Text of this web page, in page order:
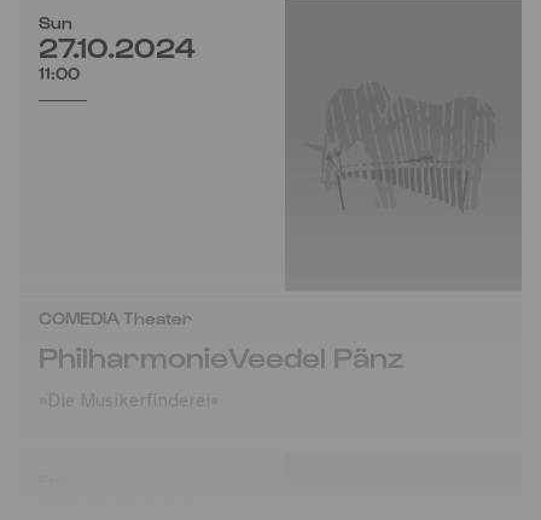
Sun
27.10.2024
11:00
COMEDIA Theater
PhilharmonieVeedel Pänz